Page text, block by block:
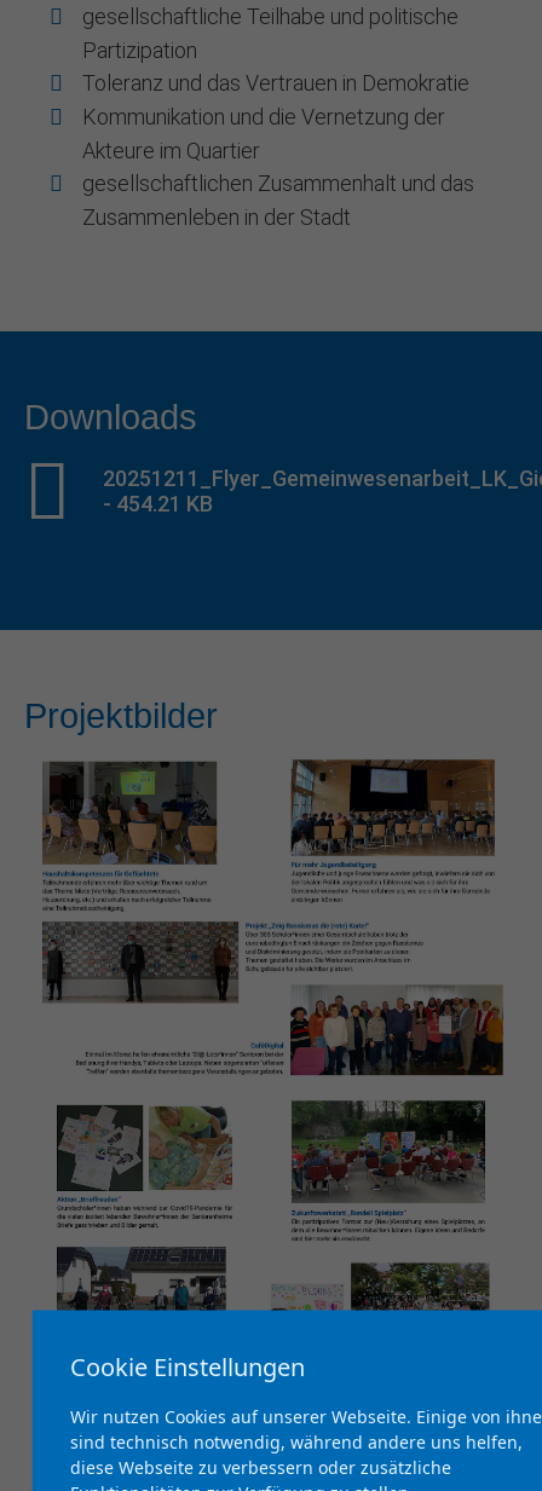
gesellschaftliche Teilhabe und politische
Partizipation
Toleranz und das Vertrauen in Demokratie
Kommunikation und die Vernetzung der
Akteure im Quartier
gesellschaftlichen Zusammenhalt und das
Zusammenleben in der Stadt
Downloads
- 454.21 KB
Projektbilder
Cookie Einstellungen
Wir nutzen Cookies auf unserer Webseite. Einige von
sind technisch notwendig, während andere uns helfen,
diese Webseite zu verbessern oder zusätzliche